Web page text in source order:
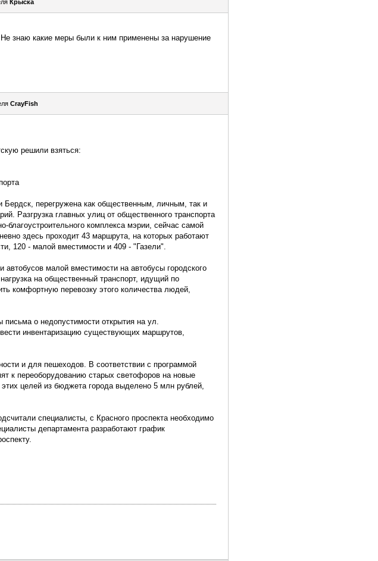
Крыска
знаю какие меры были к ним применены за нарушение
CrayFish
решили взяться:
перегружена как общественным, личным, так и
Разгрузка главных улиц от общественного транспорта
благоустроительного комплекса мэрии, сейчас самой
здесь проходит 43 маршрута, на которых работают
120 - малой вместимости и 409 - "Газели".
автобусов малой вместимости на автобусы городского
на общественный транспорт, идущий по
комфортную перевозку этого количества людей,
о недопустимости открытия на ул.
инвентаризацию существующих маршрутов,
и для пешеходов. В соответствии с программой
к переоборудованию старых светофоров на новые
целей из бюджета города выделено 5 млн рублей,
специалисты, с Красного проспекта необходимо
департамента разработают график